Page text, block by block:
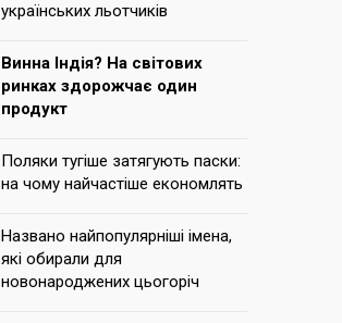
українських льотчиків
Винна Індія? На світових
ринках здорожчає один
продукт
Поляки тугіше затягують паски:
на чому найчастіше економлять
Названо найпопулярніші імена,
які обирали для
новонароджених цьогоріч